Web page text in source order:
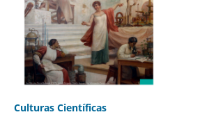
Culturas Científicas